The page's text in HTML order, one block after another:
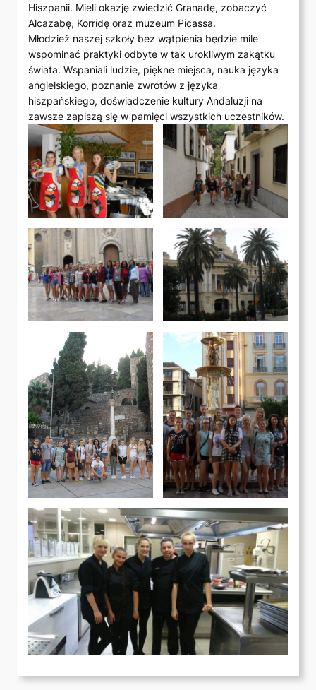
Hiszpanii. Mieli okazję zwiedzić Granadę, zobaczyć
Alcazabę, Korridę oraz muzeum Picassa.
Młodzież naszej szkoły bez wątpienia będzie mile
wspominać praktyki odbyte w tak urokliwym zakątku
świata. Wspaniali ludzie, piękne miejsca, nauka języka
angielskiego, poznanie zwrotów z języka
hiszpańskiego, doświadczenie kultury Andaluzji na
zawsze zapiszą się w pamięci wszystkich uczestników.